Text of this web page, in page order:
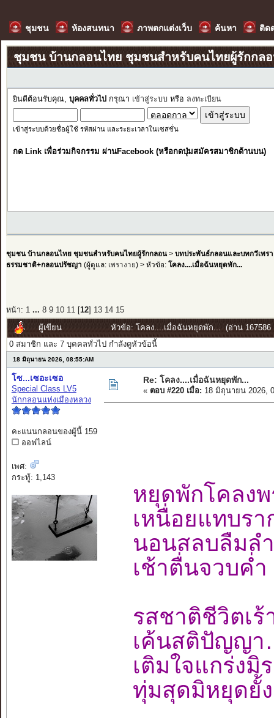
ชุมชน ห้องสนทนา ภาพตกแต่งเว็บ ค้นหา ติด
ชุมชน บ้านกลอนไทย ชุมชนสำหรับคนไทยผู้รักกล
ยินดีต้อนรับคุณ, บุคคลทั่วไป กรุณา เข้าสู่ระบบ หรือ ลงทะเบียน
เข้าสู่ระบบด้วยชื่อผู้ใช้ รหัสผ่าน และระยะเวลาในเซสชั่น
กด Link เพื่อร่วมกิจกรรม ผ่านFacebook (หรือกดปุ่มสมัครสมาชิกด้านบน)
ชุมชน บ้านกลอนไทย ชุมชนสำหรับคนไทยผู้รักกลอน> บทประพันธ์กลอนและบทกวีเพรา
ธรรมชาติ+กลอนปรัชญา (ผู้ดูแล: เพรางาย) > หัวข้อ: โคลง....เมื่อฉันหยุดพัก...
หน้า: 1 ... 8 9 10 11[ 12] 13 14 15
ผู้เขียน
หัวข้อ: โคลง....เมื่อฉันหยุดพัก... (อ่าน 167586
0 สมาชิก และ 7 บุคคลทั่วไป กำลังดูหัวข้อนี้
18 มิถุนายน 2026, 08:55:AM
โซ...เซอะเซอ
Special Class LV5
นักกลอนแห่งเมืองหลวง
คะแนนกลอนของผู้นี้ 159
ออฟไลน์
เพศ:
กระทู้: 1,143
Re: โคลง....เมื่อฉันหยุดพัก...
« ตอบ #220 เมื่อ: 18 มิถุนายน 2026,
หยุดพักโคลง
เหนื่อยแทบร
นอนสลบลืม
เช้าตื่นจวบ
รสชาติชีวิต
เค้นสติปัญญ
เติมใจแกร่ง
ทุ่มสุดมิหยุด